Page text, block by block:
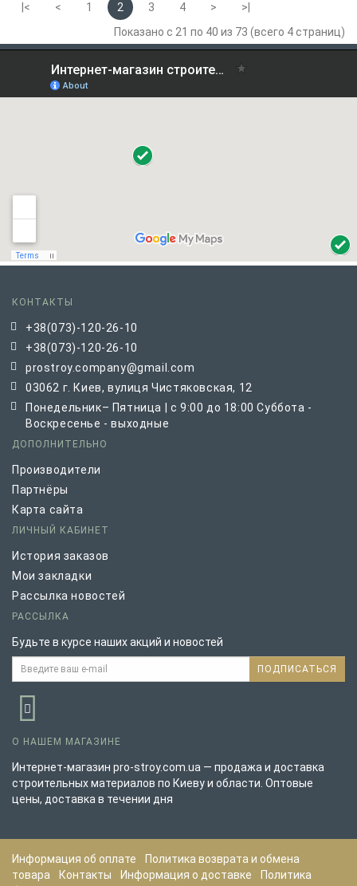
|< < 1 2 3 4 >
>|
Показано с 21 по 40 из 73 (всего 4 страниц)
КОНТАКТЫ
+38(073)-120-26-10
+38(073)-120-26-10
prostroy.company@gmail.com
03062 г. Киев, вулиця Чистяковская, 12
Понедельник– Пятница | с 9:00 до 18:00 Суббота -
Воскресенье - выходные
ДОПОЛНИТЕЛЬНО
Производители
Партнёры
Карта сайта
ЛИЧНЫЙ КАБИНЕТ
История заказов
Мои закладки
Рассылка новостей
РАССЫЛКА
Будьте в курсе наших акций и новостей
ПОДПИСАТЬСЯ
О НАШЕМ МАГАЗИНЕ
Интернет-магазин pro-stroy.com.ua — продажа и доставка
строительных материалов по Киеву и области. Оптовые
цены, доставка в течении дня
Информация об оплате
Политика возврата и обмена
товара
Контакты Информация о доставке
Политика